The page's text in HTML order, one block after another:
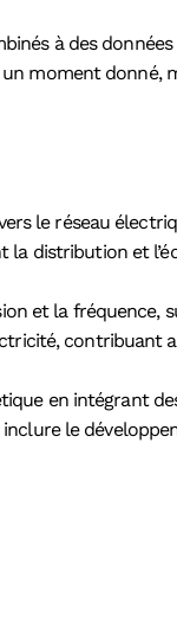
à des
donné,
le réseau
distribution et
et la
contribuant
en intégrant
le